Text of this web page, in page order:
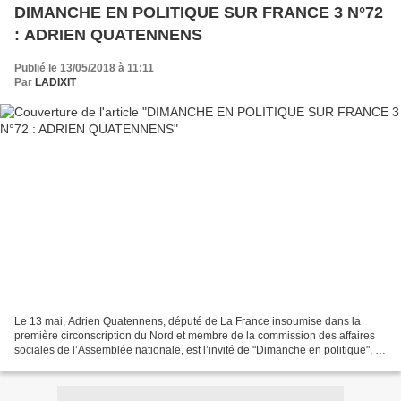
DIMANCHE EN POLITIQUE SUR FRANCE 3 N°72
: ADRIEN QUATENNENS
Publié le 13/05/2018 à 11:11
Par LADIXIT
Le 13 mai, Adrien Quatennens, député de La France insoumise dans la
première circonscription du Nord et membre de la commission des affaires
sociales de l’Assemblée nationale, est l’invité de "Dimanche en politique", le